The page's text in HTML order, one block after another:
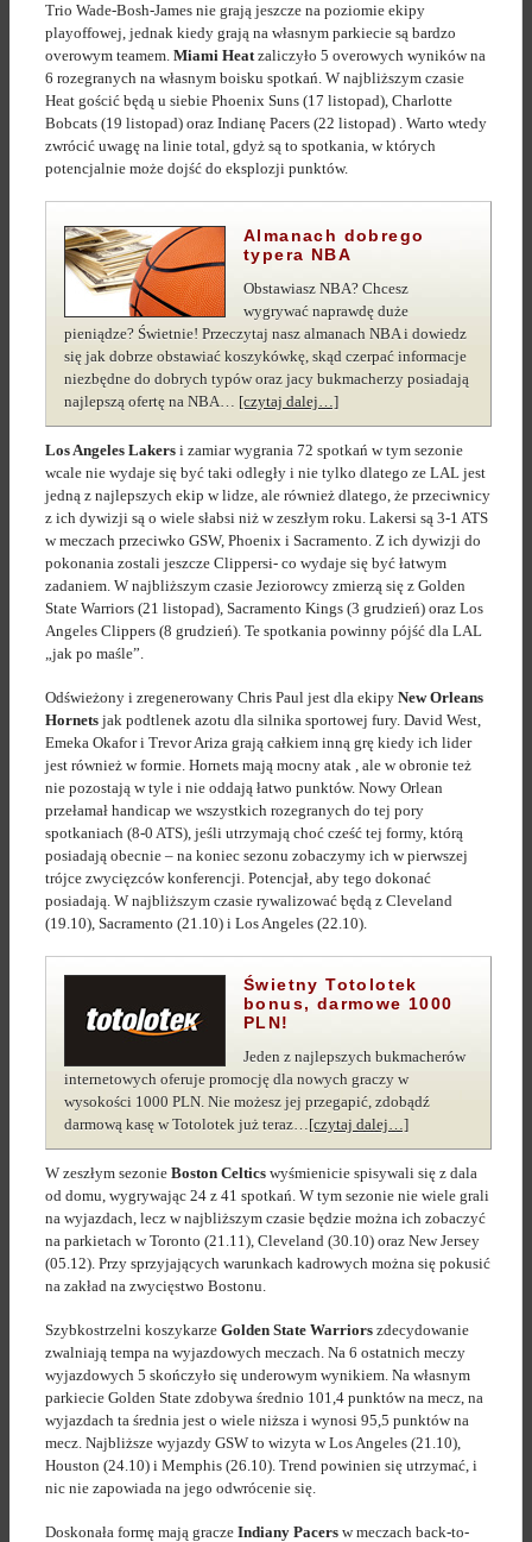
Trio Wade-Bosh-James nie grają jeszcze na poziomie ekipy
playoffowej, jednak kiedy grają na własnym parkiecie są bardzo
overowym teamem. Miami Heatzaliczyło 5 overowych wyników na
6 rozegranych na własnym boisku spotkań. W najbliższym czasie
Heat gościć będą u siebie Phoenix Suns (17 listopad), Charlotte
Bobcats (19 listopad) oraz Indianę Pacers (22 listopad) . Warto wtedy
zwrócić uwagę na linie total, gdyż są to spotkania, w których
potencjalnie może dojść do eksplozji punktów.
Almanach dobrego
typera NBA
Obstawiasz NBA? Chcesz
wygrywać naprawdę duże
pieniądze? Świetnie! Przeczytaj nasz almanach NBA i dowiedz
się jak dobrze obstawiać koszykówkę, skąd czerpać informacje
niezbędne do dobrych typów oraz jacy bukmacherzy posiadają
najlepszą ofertę na NBA… [czytaj dalej…]
Los Angeles Lakers i zamiar wygrania 72 spotkań w tym sezonie
wcale nie wydaje się być taki odległy i nie tylko dlatego ze LAL jest
jedną z najlepszych ekip w lidze, ale również dlatego, że przeciwnicy
z ich dywizji są o wiele słabsi niż w zeszłym roku. Lakersi są 3-1 ATS
w meczach przeciwko GSW, Phoenix i Sacramento. Z ich dywizji do
pokonania zostali jeszcze Clippersi- co wydaje się być łatwym
zadaniem. W najbliższym czasie Jeziorowcy zmierzą się z Golden
State Warriors (21 listopad), Sacramento Kings (3 grudzień) oraz Los
Angeles Clippers (8 grudzień). Te spotkania powinny pójść dla LAL
„jak po maśle”.
Odświeżony i zregenerowany Chris Paul jest dla ekipy New Orleans
Hornets jak podtlenek azotu dla silnika sportowej fury. David West,
Emeka Okafor i Trevor Ariza grają całkiem inną grę kiedy ich lider
jest również w formie. Hornets mają mocny atak , ale w obronie też
nie pozostają w tyle i nie oddają łatwo punktów. Nowy Orlean
przełamał handicap we wszystkich rozegranych do tej pory
spotkaniach (8-0 ATS), jeśli utrzymają choć cześć tej formy, którą
posiadają obecnie – na koniec sezonu zobaczymy ich w pierwszej
trójce zwycięzców konferencji. Potencjał, aby tego dokonać
posiadają. W najbliższym czasie rywalizować będą z Cleveland
(19.10), Sacramento (21.10) i Los Angeles (22.10).
Świetny Totolotek
bonus, darmowe 1000
PLN!
Jeden z najlepszych bukmacherów
internetowych oferuje promocję dla nowych graczy w
wysokości 1000 PLN. Nie możesz jej przegapić, zdobądź
darmową kasę w Totolotek już teraz…[czytaj dalej…]
W zeszłym sezonie Boston Celtics wyśmienicie spisywali się z dala
od domu, wygrywając 24 z 41 spotkań. W tym sezonie nie wiele grali
na wyjazdach, lecz w najbliższym czasie będzie można ich zobaczyć
na parkietach w Toronto (21.11), Cleveland (30.10) oraz New Jersey
(05.12). Przy sprzyjających warunkach kadrowych można się pokusić
na zakład na zwycięstwo Bostonu.
Szybkostrzelni koszykarze Golden State Warriors zdecydowanie
zwalniają tempa na wyjazdowych meczach. Na 6 ostatnich meczy
wyjazdowych 5 skończyło się underowym wynikiem. Na własnym
parkiecie Golden State zdobywa średnio 101,4 punktów na mecz, na
wyjazdach ta średnia jest o wiele niższa i wynosi 95,5 punktów na
mecz. Najbliższe wyjazdy GSW to wizyta w Los Angeles (21.10),
Houston (24.10) i Memphis (26.10). Trend powinien się utrzymać, i
nic nie zapowiada na jego odwrócenie się.
Doskonała formę mają gracze Indiany Pacers w meczach back-to-